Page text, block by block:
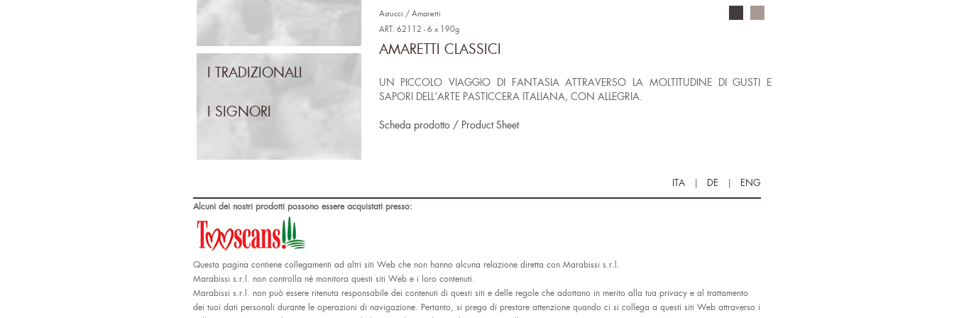
I TRADIZIONALI
I SIGNORI
Astucci / Amaretti
ART. 62112 - 6 x 190g
AMARETTI CLASSICI
UN PICCOLO VIAGGIO DI FANTASIA ATTRAVERSO LA MOLTITUDINE DI GUSTI E
SAPORI DELL’ARTE PASTICCERA ITALIANA, CON ALLEGRIA.
Scheda prodotto / Product Sheet
ITA | DE | ENG
Alcuni dei nostri prodotti possono essere acquistati presso:
Questa pagina contiene collegamenti ad altri siti Web che non hanno alcuna relazione diretta con Marabissi s.r.l.
Marabissi s.r.l. non controlla né monitora questi siti Web e i loro contenuti.
Marabissi s.r.l. non può essere ritenuta responsabile dei contenuti di questi siti e delle regole che adottano in merito alla tua privacy e al trattamento
dei tuoi dati personali durante le operazioni di navigazione. Pertanto, si prega di prestare attenzione quando ci si collega a questi siti Web attraverso i